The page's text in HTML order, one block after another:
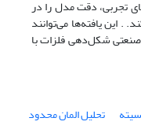
نسبت به داده‌های تجربی، دقت مدل را در
. این یافته‌ها می‌توانند
صنعتی شکل‌دهی فلزات با
تحلیل المان محدود